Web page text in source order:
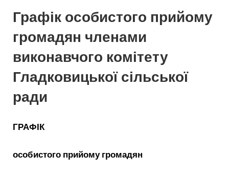
Графік особистого прийому
громадян членами
виконавчого комітету
Гладковицької сільської
ради
ГРАФІК
особистого прийому громадян